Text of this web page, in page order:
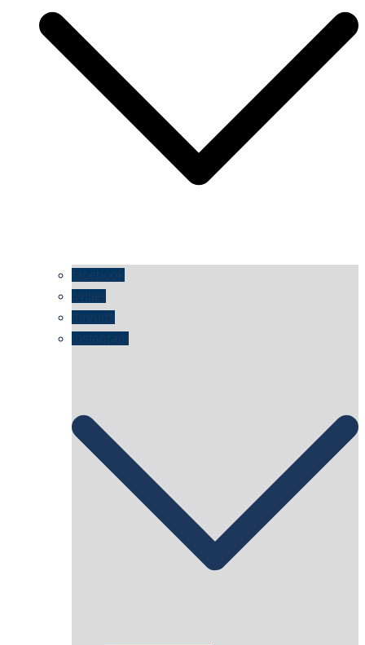
facebook
twitter
threads
instagram